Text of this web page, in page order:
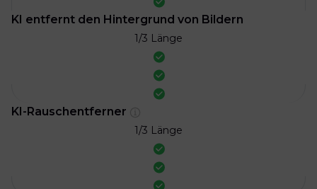
KI entfernt den Hintergrund von Bildern
1/3 Länge
KI-Rauschentferner
1/3 Länge